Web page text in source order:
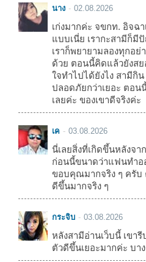
นาง 02.08.2026
เก่งมากค่ะ จขกท. อิจฉ
แบบเนี่ย เรากะสามีก็มี
เราก็พยายามลองทุกอย่
ด้วย ตอนนี้คิดแล้วยังส
ใจทำไปได้ยังไง สามีกิ
ปลอดภัยกว่าเยอะ ตอ
เลยค่ะ ของเขาดีจริงค่ะ
เค 03.08.2026
นี่เลยสิ่งที่เกิดขึ้นหลังจ
ก่อนนี้ขนาดว่าแฟนทำอ
ขอบคุณมากจริง ๆ ครั
ดีขึ้นมากจริง ๆ
กระจิบ 03.08.2026
หลังสามีอ่านเว็บนี้ เขารี
ตัวดีขึ้นเยอะมากค่ะ บาง